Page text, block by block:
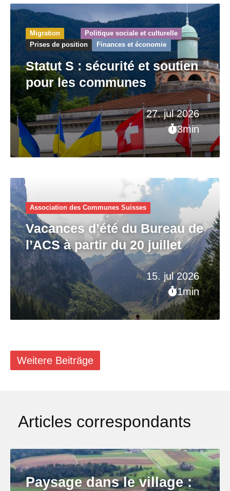
27. jul 2026
3min
Migration
Politique sociale et culturelle
Prises de position
Finances et économie
Statut S : sécurité et soutien
pour les communes
15. jul 2026
1min
Association des Communes Suisses
Vacances d’été du Bureau de
l’ACS à partir du 20 juillet
Weitere Beiträge
Articles correspondants
Paysage dans le village :